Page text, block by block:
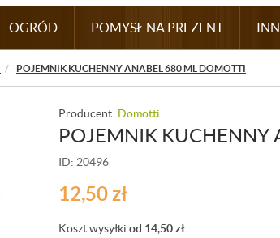
OGRÓD POMYSŁ NA PREZENT
POJEMNIK KUCHENNY ANABEL 680 ML DOMOTTI
Producent: Domotti
POJEMNIK KUCHENNY
ID: 20496
12,50zł
Koszt wysyłki od 14,50zł